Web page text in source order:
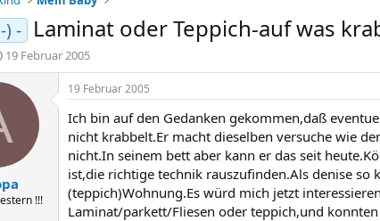
) - Laminat oder Teppich-auf was
E
r
s
e
l
t
a
m
19 Februar 2005
!!!
19 Februar 2005
Ich bin auf den Gedanken gekommen,daß
nicht krabbelt.Er macht dieselben versuche wie
nicht.In seinem bett aber kann er das seit
ist,die richtige technik rauszufinden.Als denise
(teppich)Wohnung.Es würd mich jetzt
Laminat/parkett/Fliesen oder teppich,und